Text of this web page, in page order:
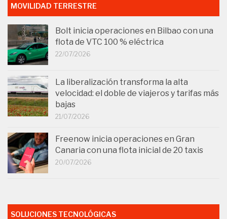
MOVILIDAD TERRESTRE
Bolt inicia operaciones en Bilbao con una
flota de VTC 100 % eléctrica
22/07/2026
La liberalización transforma la alta
velocidad: el doble de viajeros y tarifas más
bajas
21/07/2026
Freenow inicia operaciones en Gran
Canaria con una flota inicial de 20 taxis
20/07/2026
SOLUCIONES TECNOLÓGICAS